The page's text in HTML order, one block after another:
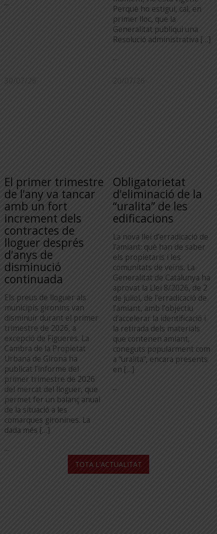
...
Perquè ho estigui, cal, en
primer lloc, que la
Generalitat publiqui una
Resolució administrativa […]
...
30/07/26
El primer trimestre
de l’any va tancar
amb un fort
increment dels
contractes de
lloguer després
d’anys de
disminució
continuada
Els preus de lloguer als
municipis gironins van
disminuir durant el primer
trimestre de 2026, a
excepció de Figueres. La
Cambra de la Propietat
Urbana de Girona ha
publicat l’informe del
primer trimestre de 2026
del mercat del lloguer, que
permet fer un balanç anual
de la situació a les
comarques gironines. La
dada més […]
...
20/07/26
Obligatorietat
d’eliminació de la
“uralita” de les
edificacions
La nova llei d’erradicació de
l’amiant: què han de saber
els propietaris i les
comunitats de veïns. La
Generalitat de Catalunya ha
aprovat la Llei 8/2026, de 2
de juliol, de l’erradicació de
l’amiant, amb l’objectiu
d’accelerar la identificació i
la retirada dels materials
que contenen amiant,
coneguts popularment com
a “uralita”, encara presents
en […]
...
TOTA L'ACTUALITAT